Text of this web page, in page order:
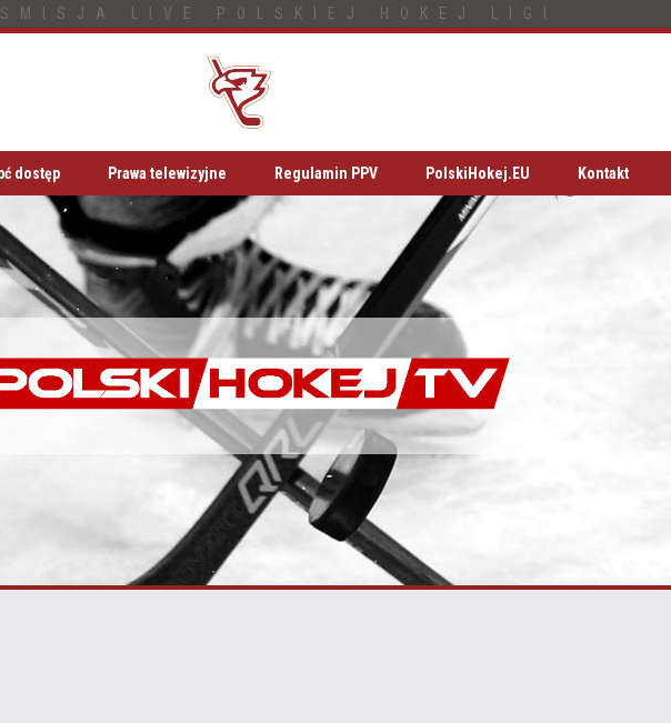
LIVE POLSKIEJ HOKEJ LIGI
dostęp Prawa telewizyjne Regulamin PPV PolskiHokej.EU Kontakt